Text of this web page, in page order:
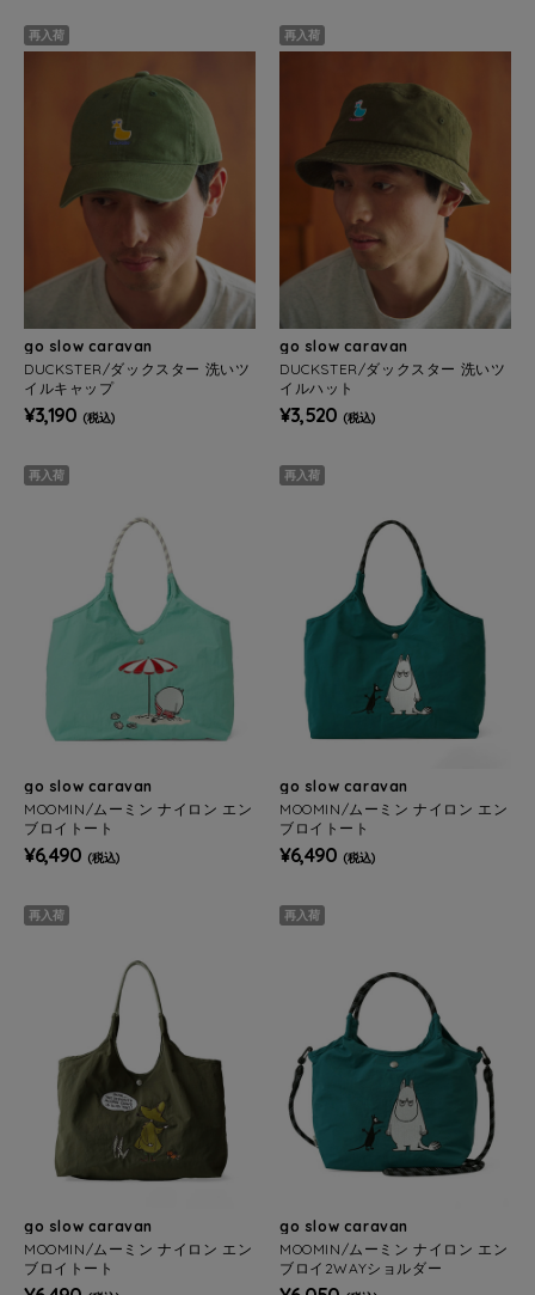
再入荷
go slow caravan
DUCKSTER/ダックスター 洗いツ
イルキャップ
¥3,190 (税込)
再入荷
go slow caravan
DUCKSTER/ダックスター 洗いツ
イルハット
¥3,520 (税込)
再入荷
go slow caravan
MOOMIN/ムーミン ナイロン エン
ブロイトート
¥6,490 (税込)
再入荷
go slow caravan
MOOMIN/ムーミン ナイロン エン
ブロイトート
¥6,490 (税込)
再入荷
go slow caravan
MOOMIN/ムーミン ナイロン エン
ブロイトート
再入荷
go slow caravan
MOOMIN/ムーミン ナイロン エン
ブロイ2WAYショルダー